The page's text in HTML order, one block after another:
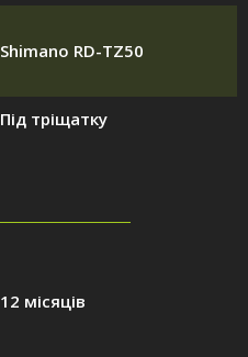
Shimano RD-TZ50
Під тріщатку
12 місяців